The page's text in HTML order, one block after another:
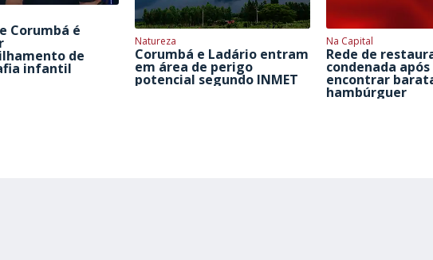
Corumbá é
de
infantil
Natureza
Corumbá e Ladário entram
em área de perigo
potencial segundo INMET
Na Capital
Rede de
condenada
encontrar
hambúrguer